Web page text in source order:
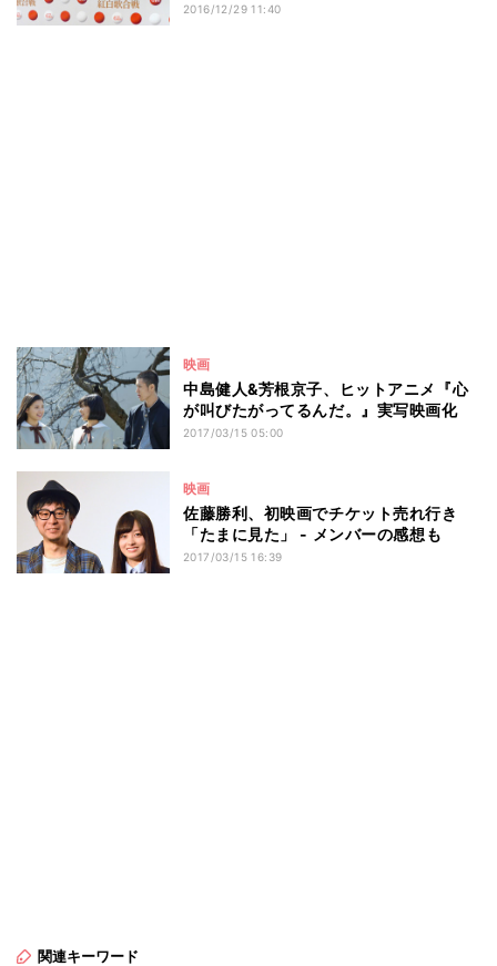
2016/12/29 11:40
映画
中島健人&芳根京子、ヒットアニメ『心
が叫びたがってるんだ。』実写映画化
2017/03/15 05:00
映画
佐藤勝利、初映画でチケット売れ行き
「たまに見た」 - メンバーの感想も
2017/03/15 16:39
関連キーワード